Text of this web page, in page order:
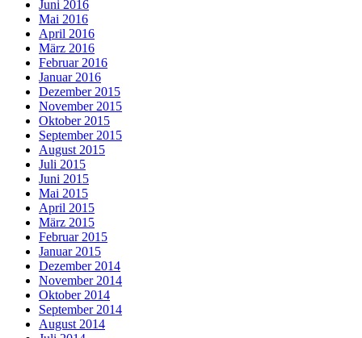
Juni 2016
Mai 2016
April 2016
März 2016
Februar 2016
Januar 2016
Dezember 2015
November 2015
Oktober 2015
September 2015
August 2015
Juli 2015
Juni 2015
Mai 2015
April 2015
März 2015
Februar 2015
Januar 2015
Dezember 2014
November 2014
Oktober 2014
September 2014
August 2014